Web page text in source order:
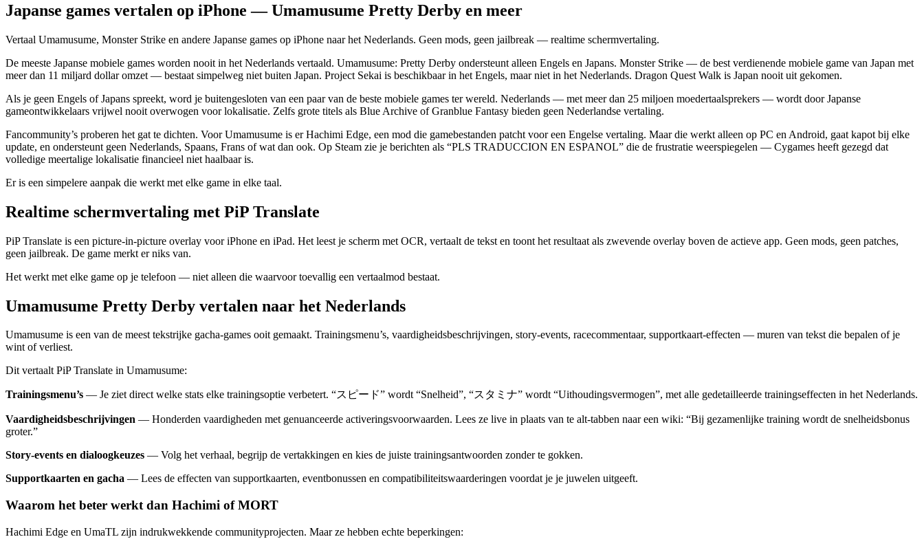
Japanse games vertalen op iPhone — Umamusume Pretty Derby en meer
Vertaal Umamusume, Monster Strike en andere Japanse games op iPhone naar het Nederlands. Geen mods, geen jailbreak — realtime schermvertaling.
De meeste Japanse mobiele games worden nooit in het Nederlands vertaald. Umamusume: Pretty Derby ondersteunt alleen Engels en Japans. Monster Strike — de best verdienende mobiele game van Japan met
meer dan 11 miljard dollar omzet — bestaat simpelweg niet buiten Japan. Project Sekai is beschikbaar in het Engels, maar niet in het Nederlands. Dragon Quest Walk is Japan nooit uit gekomen.
Als je geen Engels of Japans spreekt, word je buitengesloten van een paar van de beste mobiele games ter wereld. Nederlands — met meer dan 25 miljoen moedertaalsprekers — wordt door Japanse
gameontwikkelaars vrijwel nooit overwogen voor lokalisatie. Zelfs grote titels als Blue Archive of Granblue Fantasy bieden geen Nederlandse vertaling.
Fancommunity’s proberen het gat te dichten. Voor Umamusume is er Hachimi Edge, een mod die gamebestanden patcht voor een Engelse vertaling. Maar die werkt alleen op PC en Android, gaat kapot bij elke
update, en ondersteunt geen Nederlands, Spaans, Frans of wat dan ook. Op Steam zie je berichten als “PLS TRADUCCION EN ESPANOL” die de frustratie weerspiegelen — Cygames heeft gezegd dat
volledige meertalige lokalisatie financieel niet haalbaar is.
Er is een simpelere aanpak die werkt met elke game in elke taal.
Realtime schermvertaling met PiP Translate
PiP Translate is een picture-in-picture overlay voor iPhone en iPad. Het leest je scherm met OCR, vertaalt de tekst en toont het resultaat als zwevende overlay boven de actieve app. Geen mods, geen patches,
geen jailbreak. De game merkt er niks van.
Het werkt met elke game op je telefoon — niet alleen die waarvoor toevallig een vertaalmod bestaat.
Umamusume Pretty Derby vertalen naar het Nederlands
Umamusume is een van de meest tekstrijke gacha-games ooit gemaakt. Trainingsmenu’s, vaardigheidsbeschrijvingen, story-events, racecommentaar, supportkaart-effecten — muren van tekst die bepalen of je
wint of verliest.
Dit vertaalt PiP Translate in Umamusume:
Trainingsmenu’s — Je ziet direct welke stats elke trainingsoptie verbetert. “スピード” wordt “Snelheid”, “スタミナ” wordt “Uithoudingsvermogen”, met alle gedetailleerde trainingseffecten in het Nederlands.
Vaardigheidsbeschrijvingen — Honderden vaardigheden met genuanceerde activeringsvoorwaarden. Lees ze live in plaats van te alt-tabben naar een wiki: “Bij gezamenlijke training wordt de snelheidsbonus
groter.”
Story-events en dialoogkeuzes — Volg het verhaal, begrijp de vertakkingen en kies de juiste trainingsantwoorden zonder te gokken.
Supportkaarten en gacha — Lees de effecten van supportkaarten, eventbonussen en compatibiliteitswaarderingen voordat je je juwelen uitgeeft.
Waarom het beter werkt dan Hachimi of MORT
Hachimi Edge en UmaTL zijn indrukwekkende communityprojecten. Maar ze hebben echte beperkingen: